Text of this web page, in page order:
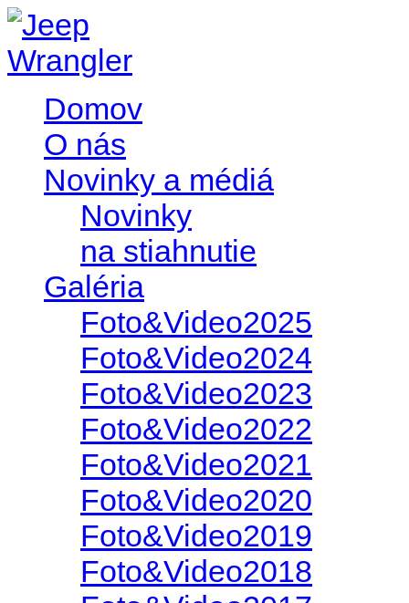
Domov
O nás
Novinky a médiá
Novinky
na stiahnutie
Galéria
Foto&Video2025
Foto&Video2024
Foto&Video2023
Foto&Video2022
Foto&Video2021
Foto&Video2020
Foto&Video2019
Foto&Video2018